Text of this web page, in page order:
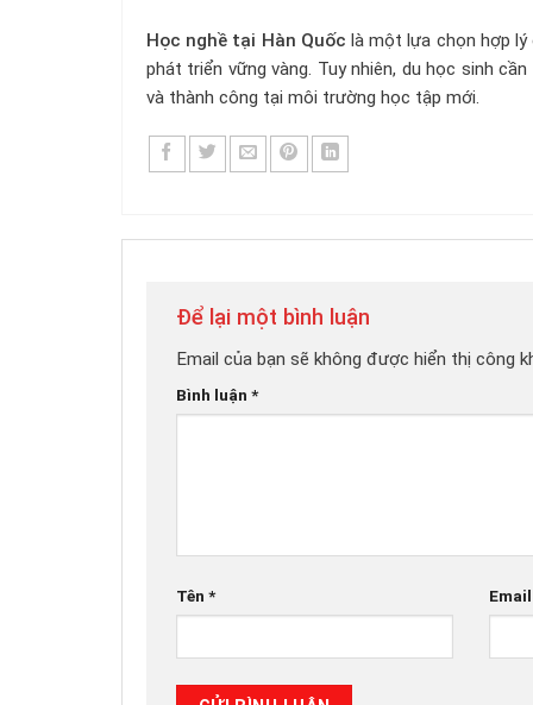
Học nghề tại Hàn Quốc là một lựa chọn hợp
phát triển vững vàng. Tuy nhiên, du học sinh
và thành công tại môi trường học tập mới.
Để lại một bình luận
Email của bạn sẽ không được hiển thị công
Bình luận *
Tên *